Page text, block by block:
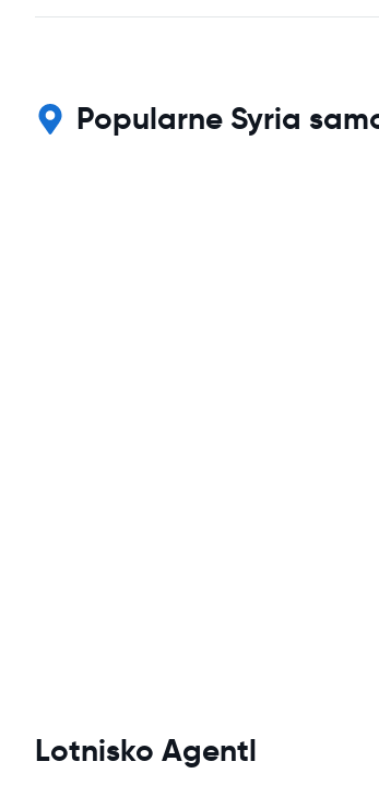
Popularne Syria
Lotnisko Agentl